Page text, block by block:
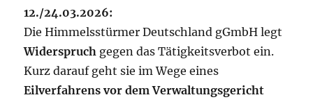
12./24.03.2026:
Die Himmelsstürmer Deutschland gGmbH legt
Widerspruch gegen das Tätigkeitsverbot ein.
Kurz darauf geht sie im Wege eines
Eilverfahrens vor dem Verwaltungsgericht